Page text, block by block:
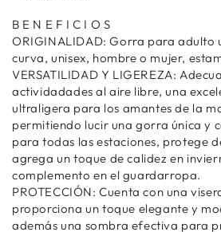
B E N E F I C I O S
ORIGINALIDAD: Gorra para adulto
curva, unisex, hombre o mujer,
VERSATILIDAD Y LIGEREZA:
actividadades al aire libre, una
ultraligera para los amantes de la
permitiendo lucir una gorra única y
para todas las estaciones, protege
agrega un toque de calidez en
complemento en el guardarropa.
PROTECCIÓN: Cuenta con una
proporciona un toque elegante y
además una sombra efectiva para